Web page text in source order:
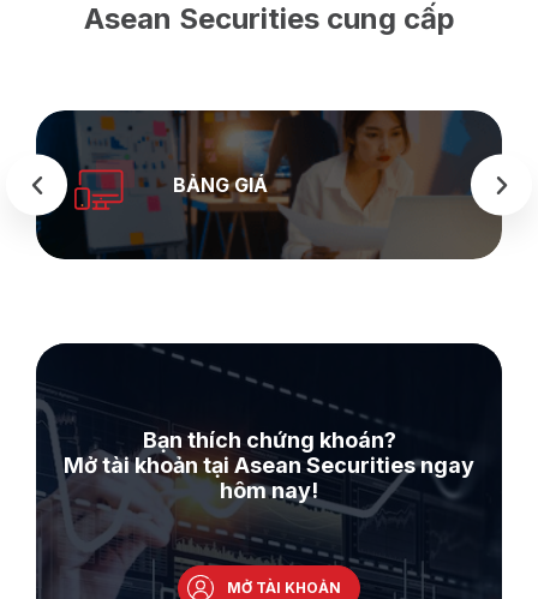
Asean Securities cung cấp
BẢNG GIÁ
Bạn thích chứng khoán?
Mở tài khoản tại Asean Securities ngay
hôm nay!
MỞ TÀI KHOẢN